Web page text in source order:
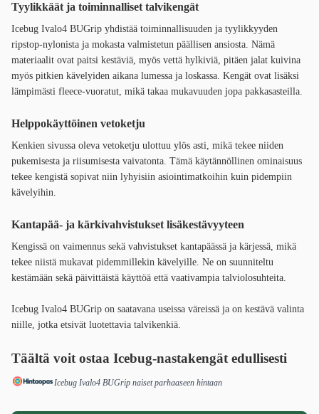
Tyylikkäät ja toiminnalliset talvikengät
Icebug Ivalo4 BUGrip yhdistää toiminnallisuuden ja tyylikkyyden
ripstop-nylonista ja mokasta valmistetun päällisen ansiosta. Nämä
materiaalit ovat paitsi kestäviä, myös vettä hylkiviä, pitäen jalat kuivina
myös pitkien kävelyiden aikana lumessa ja loskassa. Kengät ovat lisäksi
lämpimästi fleece-vuoratut, mikä takaa mukavuuden jopa pakkasasteilla.
Helppokäyttöinen vetoketju
Kenkien sivussa oleva vetoketju ulottuu ylös asti, mikä tekee niiden
pukemisesta ja riisumisesta vaivatonta. Tämä käytännöllinen ominaisuus
tekee kengistä sopivat niin lyhyisiin asiointimatkoihin kuin pidempiin
kävelyihin.
Kantapää- ja kärkivahvistukset lisäkestävyyteen
Kengissä on vaimennus sekä vahvistukset kantapäässä ja kärjessä, mikä
tekee niistä mukavat pidemmillekin kävelyille. Ne on suunniteltu
kestämään sekä päivittäistä käyttöä että vaativampia talviolosuhteita.
Icebug Ivalo4 BUGrip on saatavana useissa väreissä ja on kestävä valinta
niille, jotka etsivät luotettavia talvikenkiä.
Täältä voit ostaa Icebug-nastakengät edullisesti
Icebug Ivalo4 BUGrip naiset parhaaseen hintaan